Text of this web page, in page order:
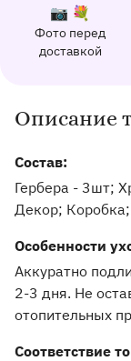
Почему
К каждому
Фото перед
доставкой
📷 💐
Качественный
162 отзыва с
Информация о
Описание
Состав:
Гербера - 3шт;
Декор;
Особенности
Аккуратно
2-3 дня. Не
отопительных
Соответствие